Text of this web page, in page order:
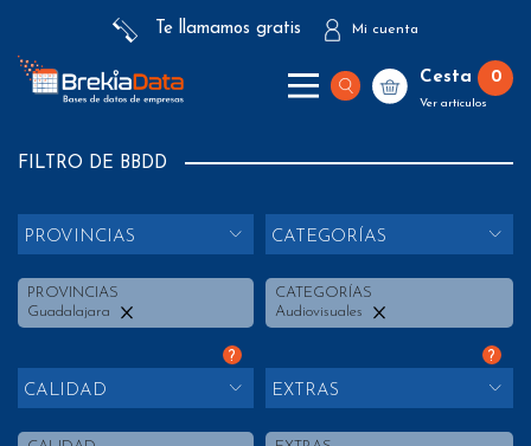
Te llamamos gratis Mi cuenta
Cesta 0
Ver artículos
FILTRO DE BBDD
PROVINCIAS
PROVINCIAS
Guadalajara
CATEGORÍAS
CATEGORÍAS
Audiovisuales
?
CALIDAD
?
EXTRAS